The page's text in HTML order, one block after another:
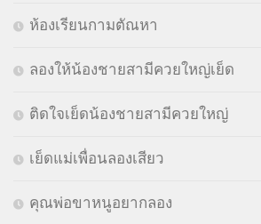
ห้องเรียนกามตัณหา
ลองให้น้องชายสามีควยใหญ่เย็ด
ติดใจเย็ดน้องชายสามีควยใหญ่
เย็ดแม่เพื่อนลองเสียว
คุณพ่อขาหนูอยากลอง